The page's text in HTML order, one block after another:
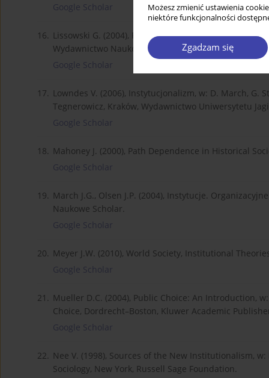
Możesz zmienić ustawienia
niektóre funkcjonalności
Zgadzam się
Google Scholar
16. Lissowski G. (2004), Przedmowa do wydania
Wydawnictwo Naukowe Scholar.
Google Scholar
17. Lowndes V. (2006), Instytucjonalizm, w: D. March, G.
Tegnerowicz, Kraków, Wydawnictwo Uniwersytetu
Google Scholar
18. Mahoney J. (2000), Path Dependence in Historical
Google Scholar
19. March J.G., Olsen J.P. (2004), Instytucje.
Naukowe Scholar.
Google Scholar
20. Meyer J.W. (2010), World Society, Institutional
Google Scholar
21. Mueller D.C. (2004), Public Choice: An Introduction,
Choice, Dordrecht–Boston, Kluwer Academic
Google Scholar
22. Nee V. (1998), Sources of the New Institutionalism,
Sociology, New York, Russell Sage Foundation.